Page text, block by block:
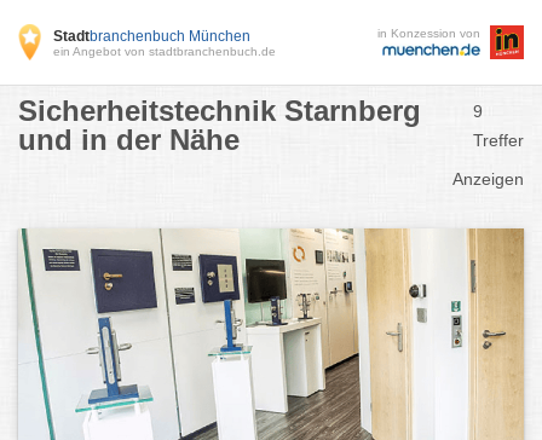
Stadtbranchenbuch München
ein Angebot von stadtbranchenbuch.de
in Konzession von
Sicherheitstechnik Starnberg
und in der Nähe
9
Treffer
Anzeigen